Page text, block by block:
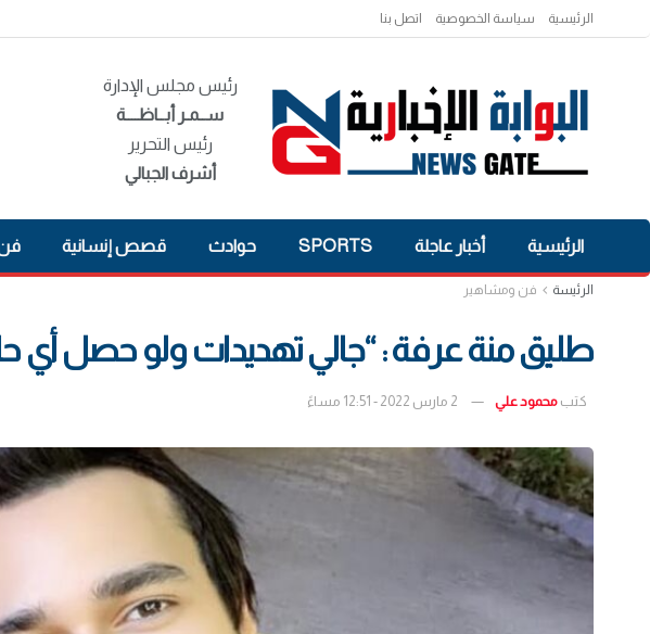
الرئيسية سياسة الخصوصية اتصل بنا
رئيس مجلس الإدارة
ســمـر أبــاظــــة
رئيس التحرير
أشرف الجبالي
الرئيسية أخبار عاجلة SPORTS حوادث قصص إنسانية
الرئيسة فن ومشاهير
طليق منة عرفة : “جالي تهديدات ولو حصل أي
كتب محمود علي 2 مارس 2022 - 12:51 مساءً